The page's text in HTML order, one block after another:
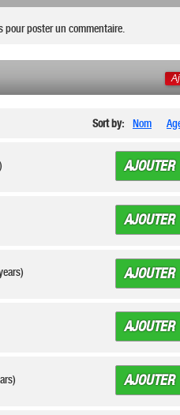
pour poster un commentaire.
Sort by: Nom
AJOUTER
AJOUTER
AJOUTER
AJOUTER
AJOUTER